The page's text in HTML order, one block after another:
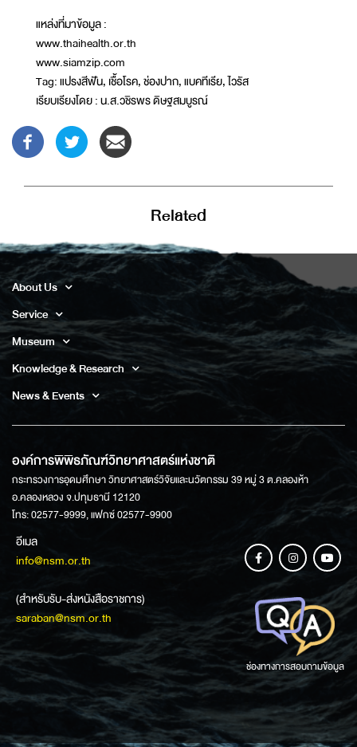
แหล่งที่มาข้อมูล :
www.thaihealth.or.th
www.siamzip.com
Tag: แปรงสีฟัน, เชื้อโรค, ช่องปาก, แบคทีเรีย, ไวรัส
เรียบเรียงโดย : น.ส.วชิรพร ดิษฐสมบูรณ์
Related
About Us
Service
Museum
Knowledge & Research
News & Events
องค์การพิพิธภัณฑ์วิทยาศาสตร์แห่งชาติ
กระทรวงการอุดมศึกษา วิทยาศาสตร์วิจัยและนวัตกรรม 39 หมู่ 3 ต.คลองห้า
อ.คลองหลวง จ.ปทุมธานี 12120
โทร: 02577-9999, แฟกซ์ 02577-9900
อีเมล
info@nsm.or.th
(สำหรับรับ-ส่งหนังสือราชการ)
saraban@nsm.or.th
ช่องทางการสอบถามข้อมูล